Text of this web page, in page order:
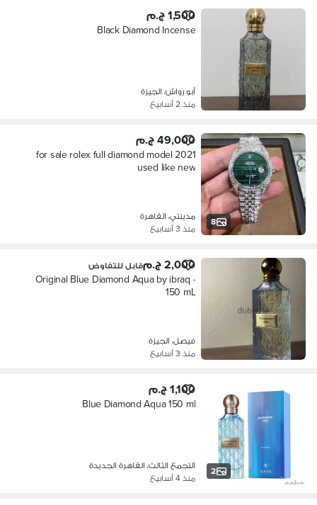
1,500 ج.م
Black Diamond Incense
أبو رواش، الجيزة
منذ 2 أسابيع
8
49,000 ج.م
for sale rolex full diamond model 2021
used like new
مدينتي، القاهرة
منذ 3 أسابيع
2,000 ج.م قابل للتفاوض
Original Blue Diamond Aqua by ibraq -
150 mL
فيصل، الجيزة
منذ 3 أسابيع
2
1,100 ج.م
Blue Diamond Aqua 150 ml
التجمع الثالث، القاهرة الجديدة
منذ 4 أسابيع